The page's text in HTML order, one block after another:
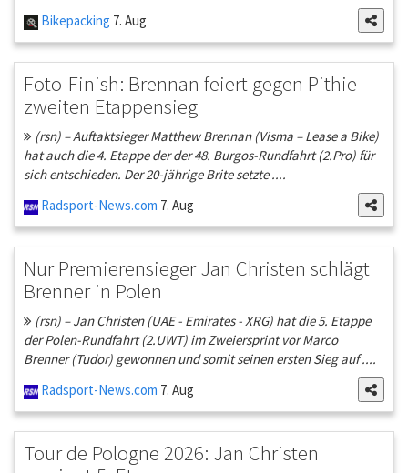
Bikepacking 7. Aug
Foto-Finish: Brennan feiert gegen Pithie
zweiten Etappensieg
(rsn) – Auftaktsieger Matthew Brennan (Visma – Lease a Bike)
hat auch die 4. Etappe der der 48. Burgos-Rundfahrt (2.Pro) für
sich entschieden. Der 20-jährige Brite setzte ....
Radsport-News.com 7. Aug
Nur Premierensieger Jan Christen schlägt
Brenner in Polen
(rsn) – Jan Christen (UAE - Emirates - XRG) hat die 5. Etappe
der Polen-Rundfahrt (2.UWT) im Zweiersprint vor Marco
Brenner (Tudor) gewonnen und somit seinen ersten Sieg auf ....
Radsport-News.com 7. Aug
Tour de Pologne 2026: Jan Christen